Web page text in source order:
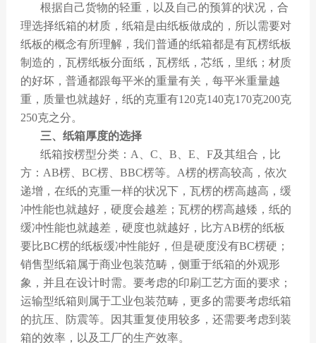
根据自己货物的轻重，以及自己的预算的状况，合
理选择纸箱的材质，纸箱是由纸板做成的，所以需要对
纸板的概念有所理解，我们普通的纸箱都是有瓦楞纸板
制造的，瓦楞纸板分面纸，瓦楞纸，芯纸，里纸；材质
的好坏，普通都跟每平米的重量有关，每平米重量越
重，质量也就越好，纸的克重有120克140克170克200克
250克之分。
三、纸箱厚度的选择
纸箱按楞型分类：A、C、B、E、F及其组合，比
方：AB楞、BC楞、BBC楞等。A楞的楞高较高，依次
递增，在纸的克重一样的状况下，瓦楞的楞高越高，缓
冲性能也就越好，硬度会越差；瓦楞的楞高越矮，纸的
缓冲性能也就越差，硬度也就越好，比方AB楞的纸板
要比BC楞的纸板缓冲性能好，但是硬度没有BC楞硬；
销售型纸箱属于商业包装范畴，侧重于纸箱的外观形
象，并且在设计时需。要考虑的印刷工艺方面的要求；
运输型纸箱则属于工业包装范畴，更多的需要考虑纸箱
的抗压、防震等。因其重复使用较多，还需要考虑到装
箱的效率，以及工厂的生产效率。